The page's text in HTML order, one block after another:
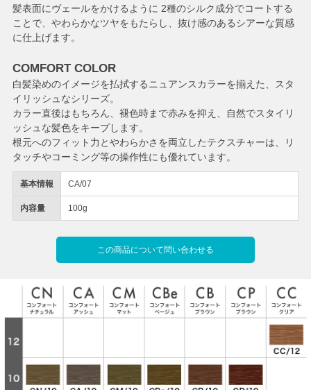
基本情報 CA/07
内容量 100g
この商品について問い合わせる
髪表面にヴェールをかけるように 2種のシルク成分でコートする
ことで、やわらかなツヤをもたらし、抜け感のあるシアーな質感
に仕上げます。
COMFORT COLOR
白髪染めのイメージを払拭するニュアンスカラーを揃えた、スタ
イリッシュなシリーズ。
カラー直後はもちろん、褪色時まで赤みを抑え、自然でスタイリ
ッシュな髪色をキープします。
根元へのフィット力とやわらかさを両立したテクスチャーは、リ
タッチやコーミング等の操作性にも優れています。